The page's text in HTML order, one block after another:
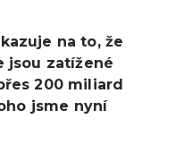
na to, že
jsou zatížené
200 miliard
jsme nyní